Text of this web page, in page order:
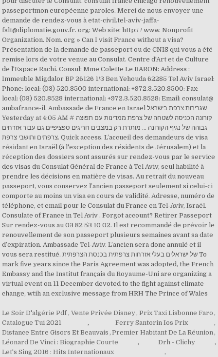
Le Soir D'algérie Pdf, Vente Privée Disney, Prix Taxi Lisbonne Faro ,
Catalogue Tui 2021
, Ferry Santorin Ios Prix
,
Distance Entre Gisors Et Beauvais , Premier Habitant De La Réunion,
Léonard De Vinci : Biographie Courte
, Drh - Clichy
,
Let's Sing 2016 : Hits Internationaux
,